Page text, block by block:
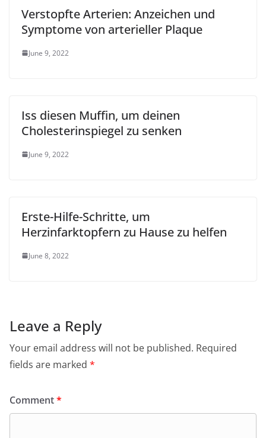
Verstopfte Arterien: Anzeichen und
Symptome von arterieller Plaque
June 9, 2022
Iss diesen Muffin, um deinen
Cholesterinspiegel zu senken
June 9, 2022
Erste-Hilfe-Schritte, um
Herzinfarktopfern zu Hause zu helfen
June 8, 2022
Leave a Reply
Your email address will not be published. Required
fields are marked *
Comment*